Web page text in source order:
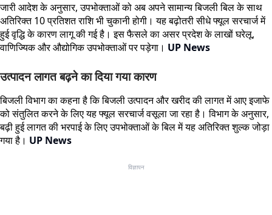
जारी आदेश के अनुसार, उपभोक्ताओं को अब अपने सामान्य बिजली बिल के साथ
अतिरिक्त 10 प्रतिशत राशि भी चुकानी होगी। यह बढ़ोतरी सीधे फ्यूल सरचार्ज में
हुई वृद्धि के कारण लागू की गई है। इस फैसले का असर प्रदेश के लाखों घरेलू,
वाणिज्यिक और औद्योगिक उपभोक्ताओं पर पड़ेगा। UP News
उत्पादन लागत बढ़ने का दिया गया कारण
बिजली विभाग का कहना है कि बिजली उत्पादन और खरीद की लागत में आए इजाफे
को संतुलित करने के लिए यह फ्यूल सरचार्ज वसूला जा रहा है। विभाग के अनुसार,
बढ़ी हुई लागत की भरपाई के लिए उपभोक्ताओं के बिल में यह अतिरिक्त शुल्क जोड़ा
गया है। UP News
विज्ञापन